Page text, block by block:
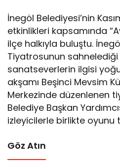
İnegöl Belediyesi’nin
etkinlikleri kapsamında
ilçe halkıyla buluştu.
Tiyatrosunun
sanatseverlerin ilgisi
akşamı Beşinci Mevsim
Merkezinde düzenlenen
Belediye Başkan
izleyicilerle birlikte oyunu
Göz Atın